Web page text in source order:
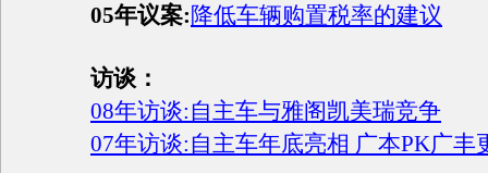
05年议案:降低车辆购置税率的建议
访谈：
08年访谈:自主车与雅阁凯美瑞竞争
07年访谈:自主车年底亮相 广本PK广丰